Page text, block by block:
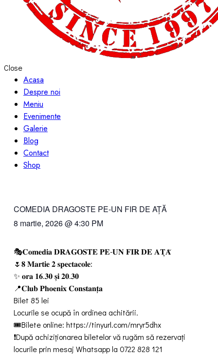
Close
Acasa
Despre noi
Meniu
Evenimente
Galerie
Blog
Contact
Shop
COMEDIA DRAGOSTE PE-UN FIR DE AȚĂ
8 martie, 2026@4:30 PM
🎭𝐂𝐨𝐦𝐞𝐝𝐢𝐚 𝐃𝐑𝐀𝐆𝐎𝐒𝐓𝐄 𝐏𝐄-𝐔𝐍 𝐅𝐈𝐑 𝐃𝐄 𝐀𝐓̦𝐀̆
🌷𝟖 𝐌𝐚𝐫𝐭𝐢𝐞 𝟐 𝐬𝐩𝐞𝐜𝐭𝐚𝐜𝐨𝐥𝐞:
✨️ 𝐨𝐫𝐚 𝟏𝟔.𝟑𝟎 𝐬̦𝐢 𝟐𝟎.𝟑𝟎
📍𝐂𝐥𝐮𝐛 𝐏𝐡𝐨𝐞𝐧𝐢𝐱 𝐂𝐨𝐧𝐬𝐭𝐚𝐧𝐭̦𝐚
Bilet 85 lei
Locurile se ocupă în ordinea achitării.
🎟Bilete online: https://tinyurl.com/mryr5dhx
❗️După achiziționarea biletelor vă rugăm să rezervați
locurile prin mesaj Whatsapp la 0722 828 121